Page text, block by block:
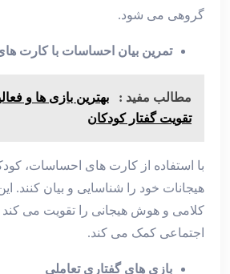
گروهی می ‌شود.
تمرین بیان احساسات با کارت‌
مطالب مفید :
بهترین بازی‌ ها و
تقویت گفتار کودکان
با استفاده از کارت ‌های احساسات،
هیجانات خود را شناسایی و بیان کنند.
کلامی و هوش هیجانی را تقویت می ‌کند
اجتماعی کمک می‌ کند.
بازی ‌های گفتاری تعاملی